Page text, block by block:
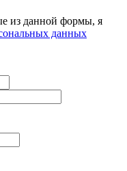
из данной формы, я
данных